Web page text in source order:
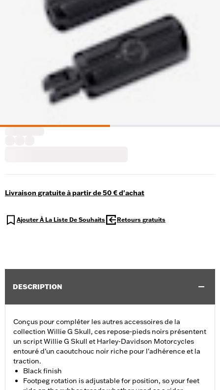
Livraison gratuite à partir de 50 € d'achat
Ajouter À La Liste De Souhaits Retours gratuits
DESCRIPTION
Conçus pour compléter les autres accessoires de la
collection Willie G Skull, ces repose-pieds noirs présentent
un script Willie G Skull et Harley-Davidson Motorcycles
entouré d'un caoutchouc noir riche pour l'adhérence et la
traction.
Black finish
Footpeg rotation is adjustable for position, so your feet